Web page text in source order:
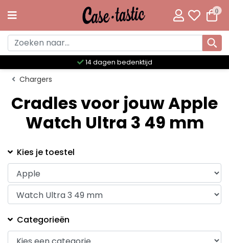
0
14 dagen bedenktijd
Chargers
Cradles voor jouw Apple
Watch Ultra 3 49 mm
Kies je toestel
Categorieën